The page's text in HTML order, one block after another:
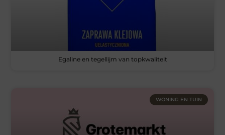
Egaline en tegellijm van topkwaliteit
WONING EN TUIN